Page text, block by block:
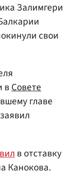
Залимгери
свои
вСовете
главе
в отставку
Канокова.